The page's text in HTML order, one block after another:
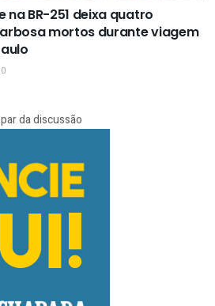
BR-251 deixa quatro
mortos durante viagem
da discussão